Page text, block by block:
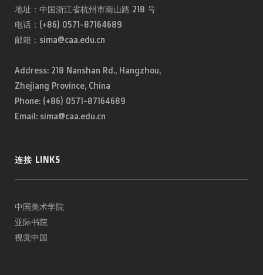
地址：中国浙江省杭州市南山路 218 号
电话：(+86) 0571-87164689
邮箱：sima@caa.edu.cn
Address: 218 Nanshan Rd., Hangzhou,
Zhejiang Province, China
Phone: (+86) 0571-87164689
Email: sima@caa.edu.cn
连接 LINKS
中国美术学院
亚际书院
视觉中国